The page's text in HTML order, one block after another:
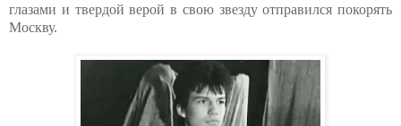
глазами и твердой верой в свою звезду отправился покорять
Москву.